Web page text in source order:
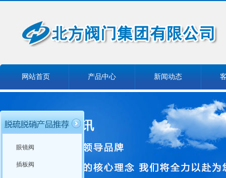
网站首页 产品中心 新闻动态
眼镜阀
插板阀